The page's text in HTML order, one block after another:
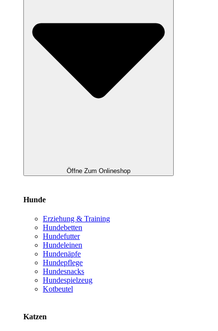
Öffne Zum Onlineshop
Hunde
Erziehung & Training
Hundebetten
Hundefutter
Hundeleinen
Hundenäpfe
Hundepflege
Hundesnacks
Hundespielzeug
Kotbeutel
Katzen